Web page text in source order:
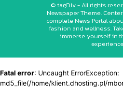
© tagDiv - All rights
Newspaper Theme.
complete News Portal
fashion and wellness.
immerse yourself in
Fatal error: Uncaught ErrorException:
md5_file(/home/klient.dhosting.pl/